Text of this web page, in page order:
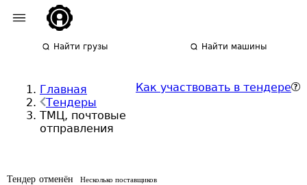
Найти грузы Найти машины
Главная
Тендеры
ТМЦ, почтовые
отправления
Как участвовать в тендере
Тендер отменён Несколько поставщиков